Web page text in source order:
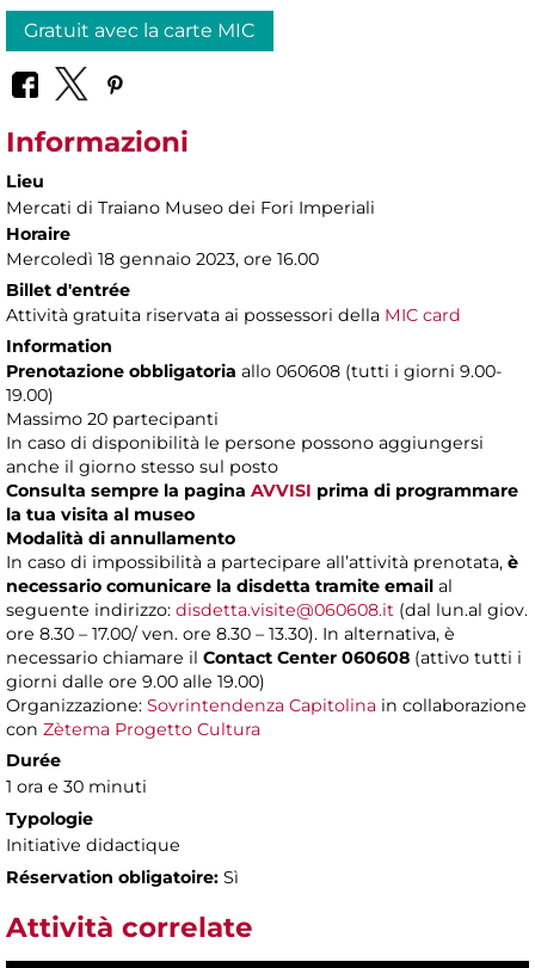
Gratuit avec la carte MIC
Informazioni
Lieu
Mercati di Traiano Museo dei Fori Imperiali
Horaire
Mercoledì 18 gennaio 2023, ore 16.00
Billet d'entrée
Attività gratuita riservata ai possessori della MIC card
Information
Prenotazione obbligatoria allo 060608 (tutti i giorni 9.00-
19.00)
Massimo 20 partecipanti
In caso di disponibilità le persone possono aggiungersi
anche il giorno stesso sul posto
Consulta sempre la pagina AVVISI prima di programmare
la tua visita al museo
Modalità di annullamento
In caso di impossibilità a partecipare all’attività prenotata, è
necessario comunicare la disdetta tramite email al
seguente indirizzo: disdetta.visite@060608.it (dal lun.al giov.
ore 8.30 – 17.00/ ven. ore 8.30 – 13.30). In alternativa, è
necessario chiamare il Contact Center 060608 (attivo tutti i
giorni dalle ore 9.00 alle 19.00)
Organizzazione: Sovrintendenza Capitolina in collaborazione
con Zètema Progetto Cultura
Durée
1 ora e 30 minuti
Typologie
Initiative didactique
Réservation obligatoire: Sì
Attività correlate